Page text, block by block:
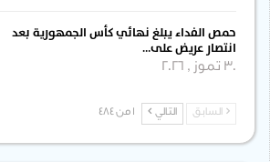
حمص الفداء يبلغ نهائي كأس الجمهورية بعد
انتصار عريض على…
30 تموز , 2026
السابق التالي